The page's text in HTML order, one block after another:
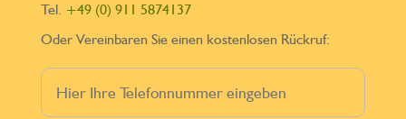
Tel. +49 (0) 911 5874137
Oder Vereinbaren Sie einen kostenlosen Rückruf: